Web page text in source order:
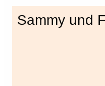
Sammy und